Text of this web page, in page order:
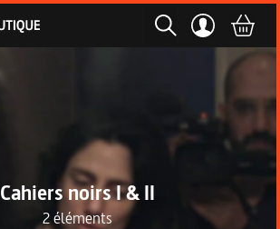
Cahiers noirs I & II
2 éléments